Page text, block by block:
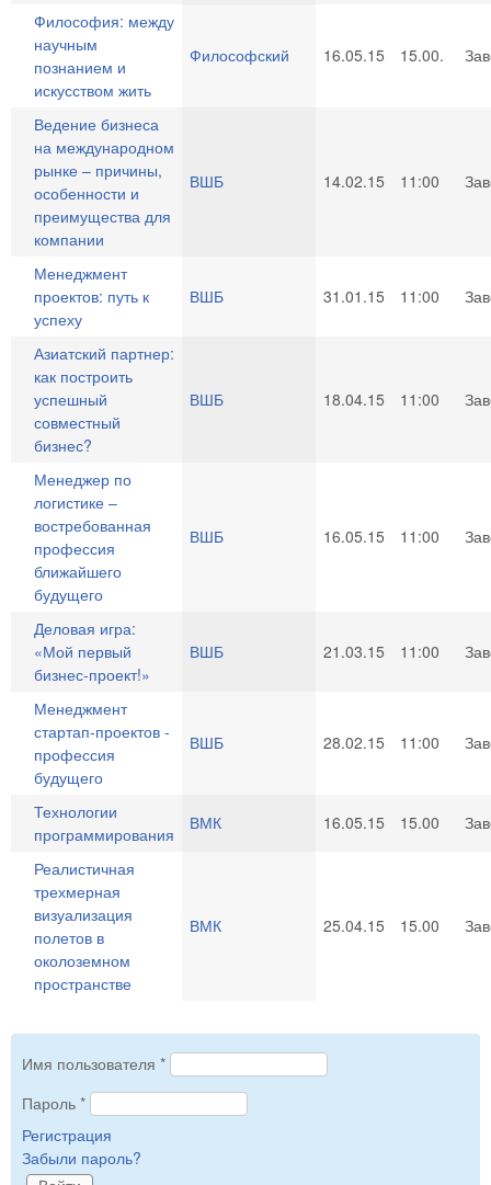
Философия: между
научным
познанием и
искусством жить
Философский 16.05.15 15.00.
Ведение бизнеса
на международном
рынке – причины,
особенности и
преимущества для
компании
ВШБ 14.02.15 11:00
Менеджмент
проектов: путь к
успеху
ВШБ 31.01.15 11:00
Азиатский партнер:
как построить
успешный
совместный
бизнес?
ВШБ 18.04.15 11:00
Менеджер по
логистике –
востребованная
профессия
ближайшего
будущего
ВШБ 16.05.15 11:00
Деловая игра:
«Мой первый
бизнес-проект!»
ВШБ 21.03.15 11:00
Менеджмент
стартап-проектов -
профессия
будущего
ВШБ 28.02.15 11:00
Технологии
программирования
ВМК 16.05.15 15.00
Реалистичная
трехмерная
визуализация
полетов в
околоземном
пространстве
ВМК 25.04.15 15.00
Имя пользователя *
Пароль *
Регистрация
Забыли пароль?